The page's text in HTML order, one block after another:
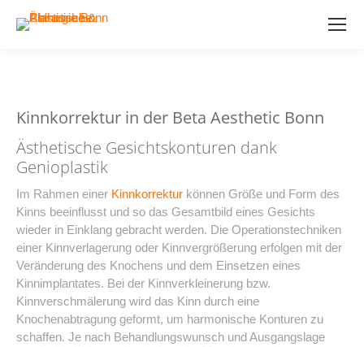
Kinnkorrektur in der Beta Aesthetic Bonn
Ästhetische Gesichtskonturen dank
Genioplastik
Im Rahmen einer Kinnkorrektur können Größe und Form des
Kinns beeinflusst und so das Gesamtbild eines Gesichts
wieder in Einklang gebracht werden. Die Operationstechniken
einer Kinnverlagerung oder Kinnvergrößerung erfolgen mit der
Veränderung des Knochens und dem Einsetzen eines
Kinnimplantates. Bei der Kinnverkleinerung bzw.
Kinnverschmälerung wird das Kinn durch eine
Knochenabtragung geformt, um harmonische Konturen zu
schaffen. Je nach Behandlungswunsch und Ausgangslage